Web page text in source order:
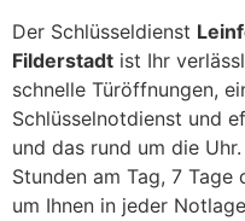
Der Schlüsseldienst
Filderstadt ist Ihr
schnelle Türöffnungen,
Schlüsselnotdienst und
und das rund um die
Stunden am Tag, 7 Tage
um Ihnen in jeder